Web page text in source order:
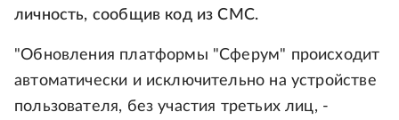
личность, сообщив код из СМС.
"Обновления платформы "Сферум" происходит
автоматически и исключительно на устройстве
пользователя, без участия третьих лиц, -